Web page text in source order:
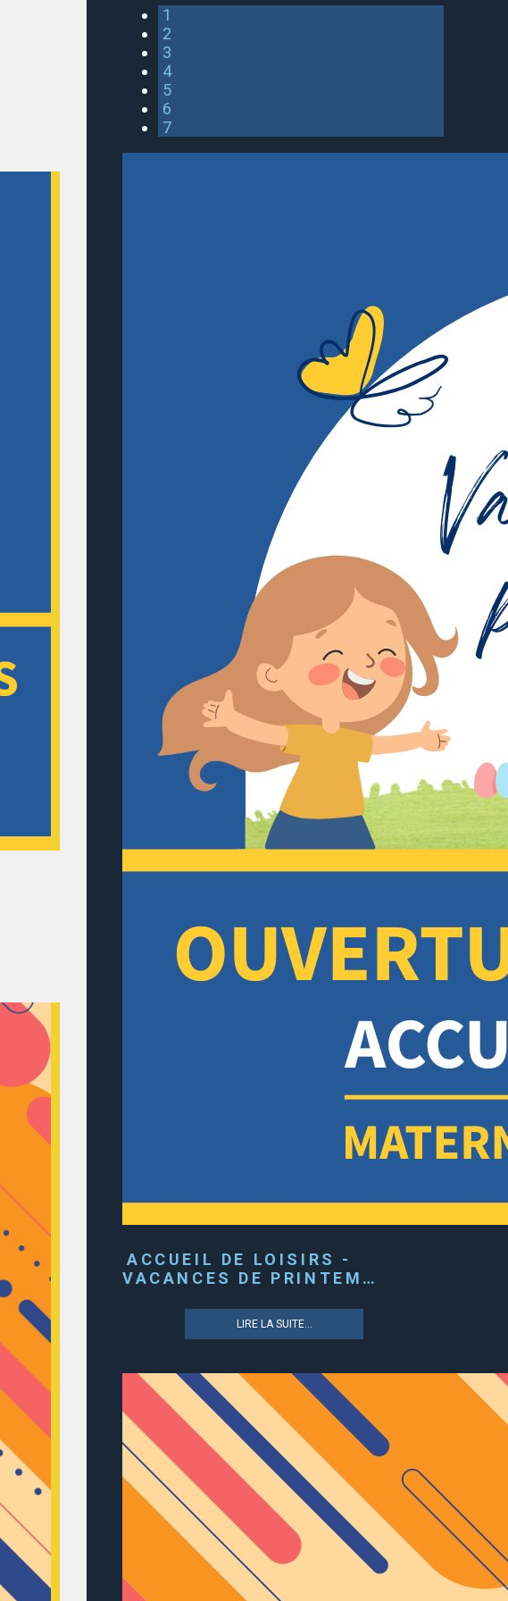
1
2
3
4
5
6
7
ACCUEIL DE LOISIRS -
VACANCES DE PRINTEM…
LIRE LA SUITE...